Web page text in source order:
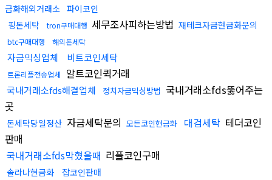
금화해외거래소 파이코인
핑돈세탁
tron구매대행 세무조사피하는방법 재테크자금현금화문의
btc구매대행 해외돈세탁
자금믹싱업체 비트코인세탁
트론리플전송업체 알트코인퀵거래
국내거래소fds해결업체 정치자금믹싱방법 국내거래소fds뚫어주는
곳
돈세탁당일정산 자금세탁문의 모든코인현금화 대검세탁 테더코인
판매
국내거래소fds막혔을때 리플코인구매
솔라나현금화 잡코인판매